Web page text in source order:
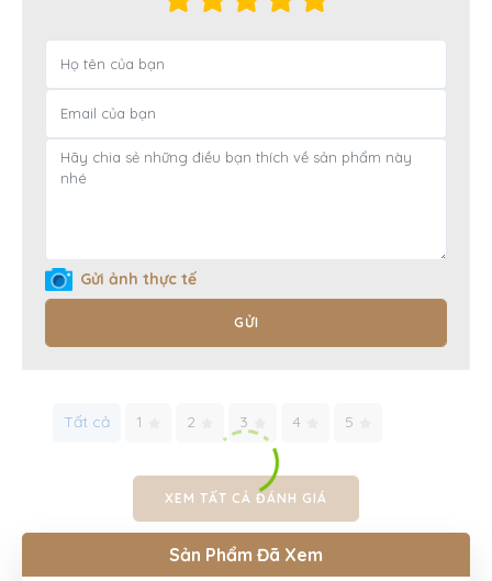
Gửi ảnh thực tế
GỬI
Tất cả 1 2 3 4 5
XEM TẤT CẢ ĐÁNH GIÁ
Sản Phẩm Đã Xem